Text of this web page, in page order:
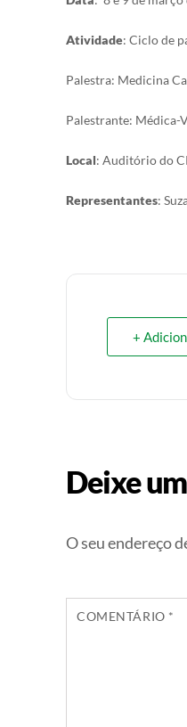
Atividade: Ciclo de
Palestra: Medicina
Palestrante: Médica-
Local: Auditório do
Representantes:
+
Deixe
O seu endereço
COMENTÁRIO *